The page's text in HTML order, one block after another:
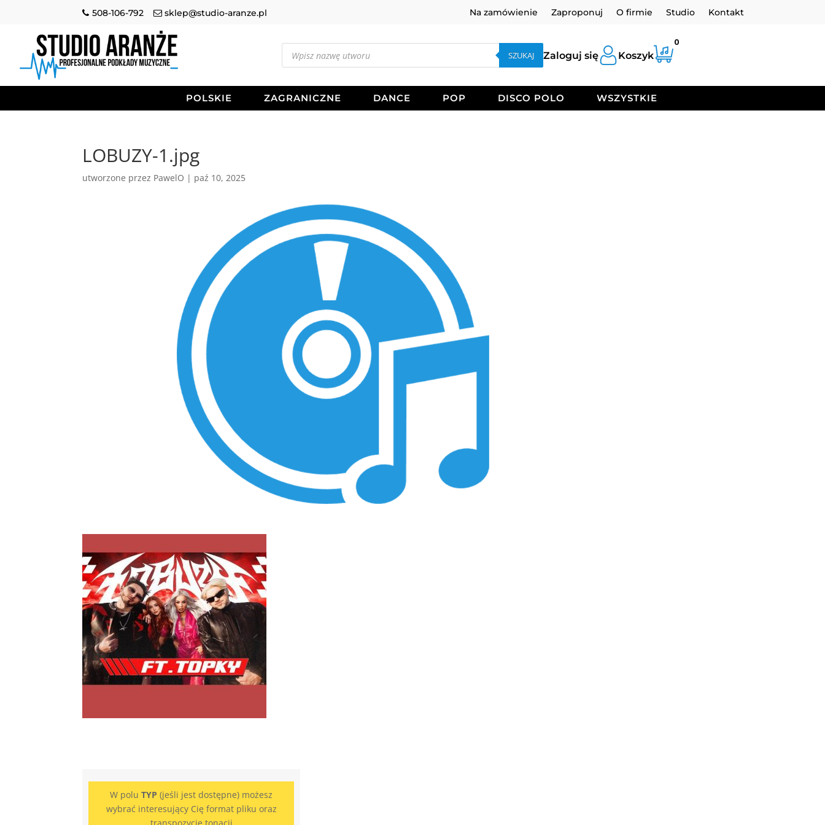
508-106-792 sklep@studio-aranze.pl Na zamówienie Zaproponuj O firmie Studio Kontakt
Wyszukiwarka
produktów SZUKAJ Zaloguj się Koszyk
0
POLSKIE ZAGRANICZNE DANCE POP DISCO POLO WSZYSTKIE
LOBUZY-1.jpg
utworzone przez PawelO | paź 10, 2025
W poluTYP (jeśli jest dostępne) możesz
wybrać interesujący Cię format pliku oraz
transpozycję tonacji